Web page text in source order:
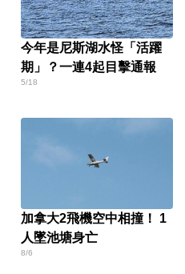
今年是尼斯湖水怪「活躍
期」？一連4起目擊通報
5/18
加拿大2飛機空中相撞！ 1
人墜池塘身亡
8/6